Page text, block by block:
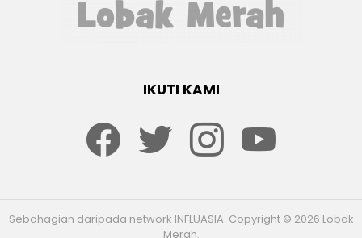
IKUTI KAMI
Sebahagian daripada network INFLUASIA. Copyright © 2026 Lobak
Merah.